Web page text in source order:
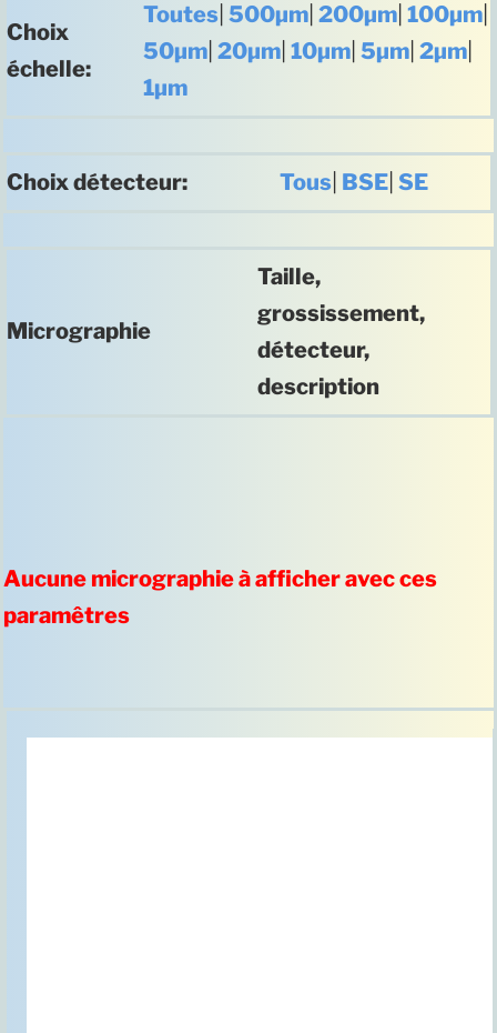
Choix
échelle:
Toutes 500µm 200µm 100µm
50µm 20µm 10µm 5µm 2µm
1µm
Choix détecteur: Tous BSE SE
Micrographie
Taille,
grossissement,
détecteur,
description
Aucune micrographie à afficher avec ces
paramêtres